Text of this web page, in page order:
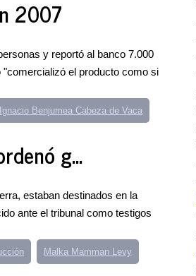
2007
y reportó al banco 7.000
el producto como si
Ignacio Benjumea Cabeza de Vaca
g...
estaban destinados en la
ante el tribunal como testigos
Malka Mamman Levy